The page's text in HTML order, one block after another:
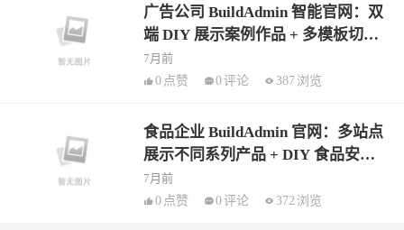
广告公司 BuildAdmin 智能官网：双
端 DIY 展示案例作品 + 多模板切换
品牌风格 + AI 行业资讯批量生成
7月前
0 点赞 0评论 387 浏览
食品企业 BuildAdmin 官网：多站点
展示不同系列产品 + DIY 食品安全
板块 + AI 营养知识文章生成
7月前
0 点赞 0评论 372 浏览